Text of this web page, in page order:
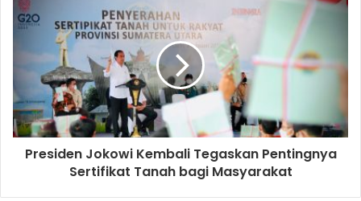
Presiden Jokowi Kembali Tegaskan Pentingnya
Sertifikat Tanah bagi Masyarakat